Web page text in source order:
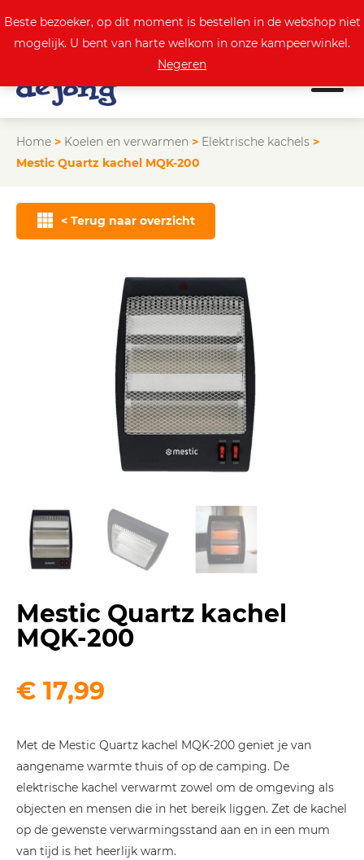
Actuele aanbod
Home > Koelen en verwarmen > Elektrische kachels >
Mestic Quartz kachel MQK-200
< Terug naar overzicht
Mestic Quartz kachel
MQK-200
€ 17,99
Met de Mestic Quartz kachel MQK-200 geniet je van
aangename warmte thuis of op de camping. De
elektrische kachel verwarmt zowel om de omgeving als
objecten en mensen die in het bereik liggen. Zet de kachel
op de gewenste verwarmingsstand aan en in een mum
van tijd is het heerlijk warm.
Beste bezoeker, op dit moment is bestellen in de webshop niet
mogelijk. U bent van harte welkom in onze kampeerwinkel.
Negeren